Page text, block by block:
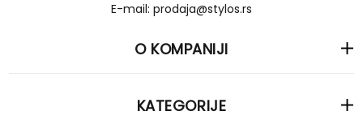
E-mail: prodaja@stylos.rs
O KOMPANIJI
KATEGORIJE